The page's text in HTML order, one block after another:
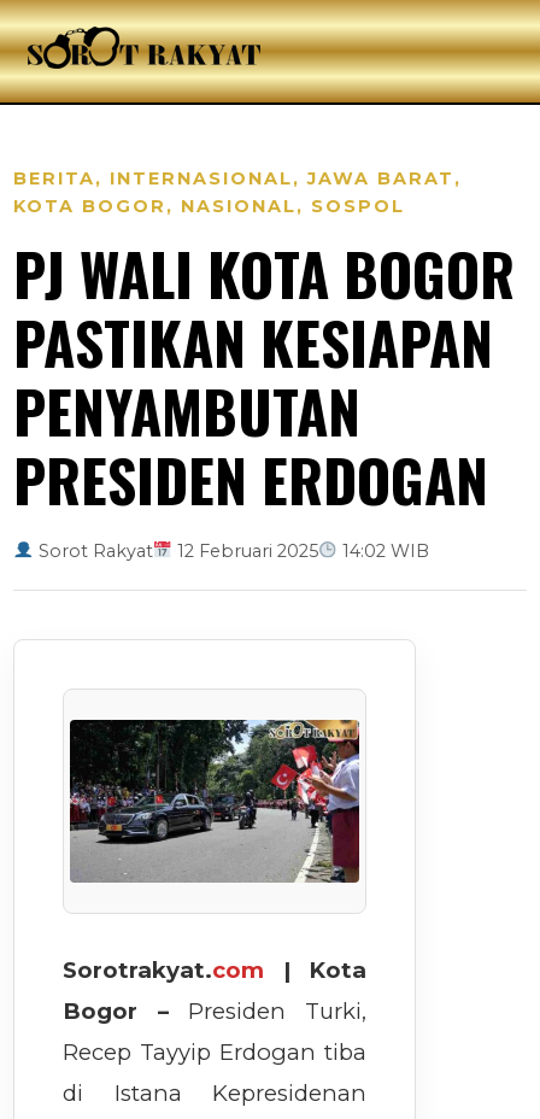
BERITA, INTERNASIONAL,JAWA BARAT ,
KOTA BOGOR , NASIONAL, SOSPOL
PJ WALI KOTA BOGOR
PASTIKAN KESIAPAN
PENYAMBUTAN
PRESIDEN ERDOGAN
Sorot Rakyat 12 Februari 2025 14:02 WIB
Sorotrakyat.com | Kota
Bogor – Presiden Turki,
Recep Tayyip Erdogan tiba
di Istana Kepresidenan